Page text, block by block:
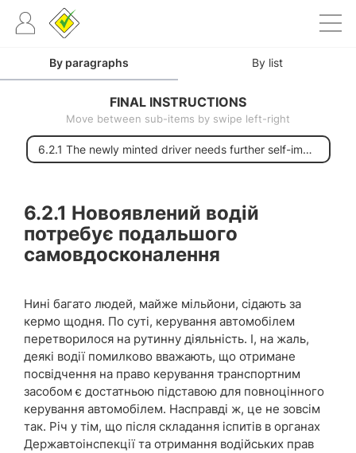
By paragraphs By list
FINAL INSTRUCTIONS
Move between sub-items by swipe left-right
6.2.1 The newly minted driver needs further self-improvement
6.2.1 Новоявлений водій
потребує подальшого
самовдосконалення
Нині багато людей, майже мільйони, сідають за
кермо щодня. По суті, керування автомобілем
перетворилося на рутинну діяльність. І, на жаль,
деякі водії помилково вважають, що отримане
посвідчення на право керування транспортним
засобом є достатньою підставою для повноцінного
керування автомобілем. Насправді ж, це не зовсім
так. Річ у тім, що після складання іспитів в органах
Державтоінспекції та отримання водійських прав